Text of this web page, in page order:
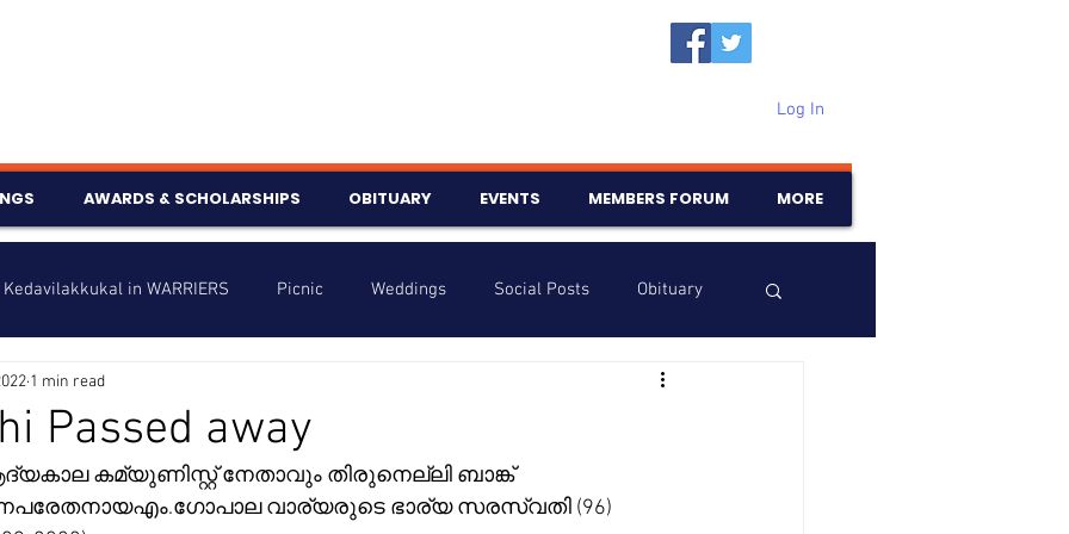
Log In
AWARDS & SCHOLARSHIPS OBITUARY EVENTS MEMBERS FORUM MORE
Kedavilakkukal in WARRIERS Picnic Weddings Social Posts Obituary
Info Birthdays
Passed away
1 min read
കമ്യുണിസ്റ്റ് നേതാവും തിരുനെല്ലി ബാങ്ക്
വാര്യരുടെ ഭാര്യ സരസ്വതി (96)